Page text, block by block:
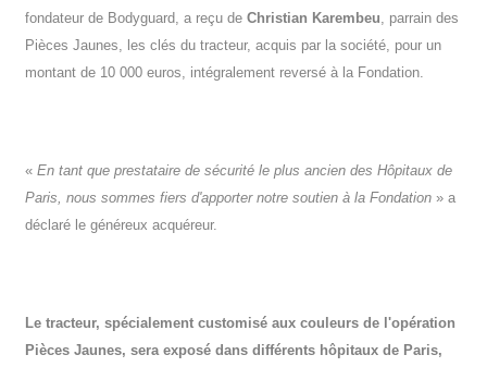
fondateur de Bodyguard, a reçu deChristian Karembeu , parrain des
Pièces Jaunes, les clés du tracteur, acquis par la société, pour un
montant de 10 000 euros, intégralement reversé à la Fondation.
«En tant que prestataire de sécurité le plus ancien des Hôpitaux de
Paris, nous sommes fiers d'apporter notre soutien à la Fondation» a
déclaré le généreux acquéreur.
Le tracteur, spécialement customisé aux couleurs de l'opération
Pièces Jaunes, sera exposé dans différents hôpitaux de Paris,